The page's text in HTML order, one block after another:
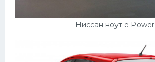
Ниссан ноут e Power